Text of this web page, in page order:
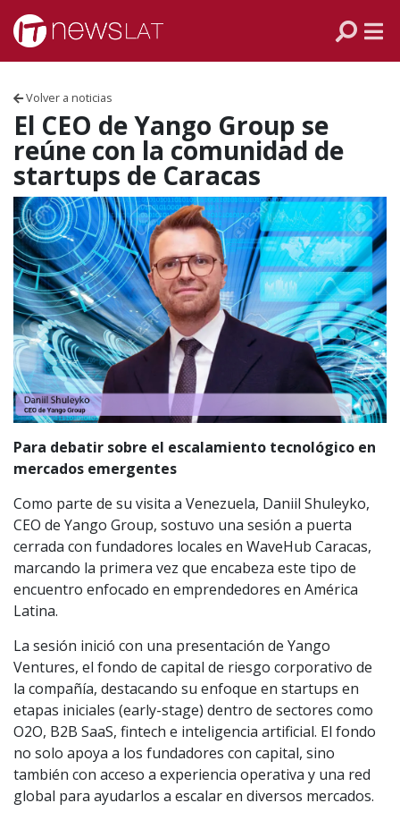
Skip to content
Volver a noticias
El CEO de Yango Group se
reúne con la comunidad de
startups de Caracas
Para debatir sobre el escalamiento tecnológico en
mercados emergentes
Como parte de su visita a Venezuela, Daniil Shuleyko,
CEO de Yango Group, sostuvo una sesión a puerta
cerrada con fundadores locales en WaveHub Caracas,
marcando la primera vez que encabeza este tipo de
encuentro enfocado en emprendedores en América
Latina.
La sesión inició con una presentación de Yango
Ventures, el fondo de capital de riesgo corporativo de
la compañía, destacando su enfoque en startups en
etapas iniciales (early-stage) dentro de sectores como
O2O, B2B SaaS, fintech e inteligencia artificial. El fondo
no solo apoya a los fundadores con capital, sino
también con acceso a experiencia operativa y una red
global para ayudarlos a escalar en diversos mercados.
VENEZUELA
ECUADOR
PERÚ
CHILE
ARGENTINA
MÉXICO